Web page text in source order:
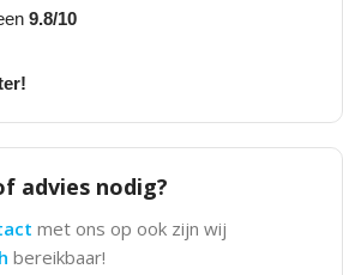
9.8/10
advies nodig?
met ons op ook zijn wij
bereikbaar!